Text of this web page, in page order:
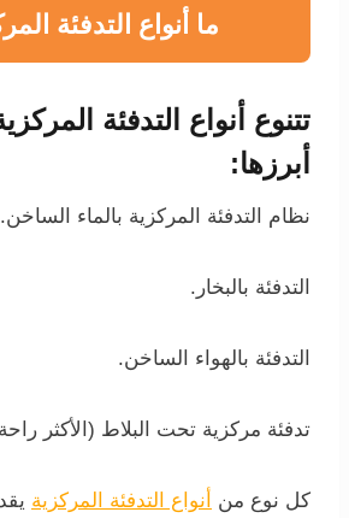
ما أنواع التدفئة
تتنوع أنواع التدفئة
أبرزها:
نظام التدفئة المركزية بالماء الساخن.
التدفئة بالبخار.
التدفئة بالهواء الساخن.
تدفئة مركزية تحت البلاط (الأكثر
كل نوع من أنواع التدفئة المركزية